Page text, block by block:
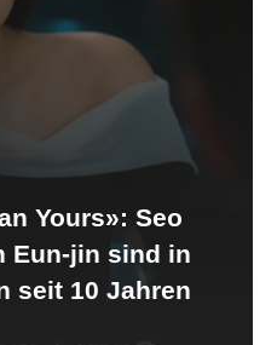
Yours»: Seo
Eun-jin sind in
seit 10 Jahren